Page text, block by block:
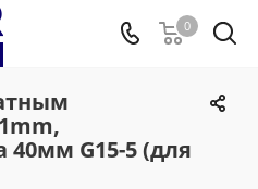
0
40мм G15-5 (для